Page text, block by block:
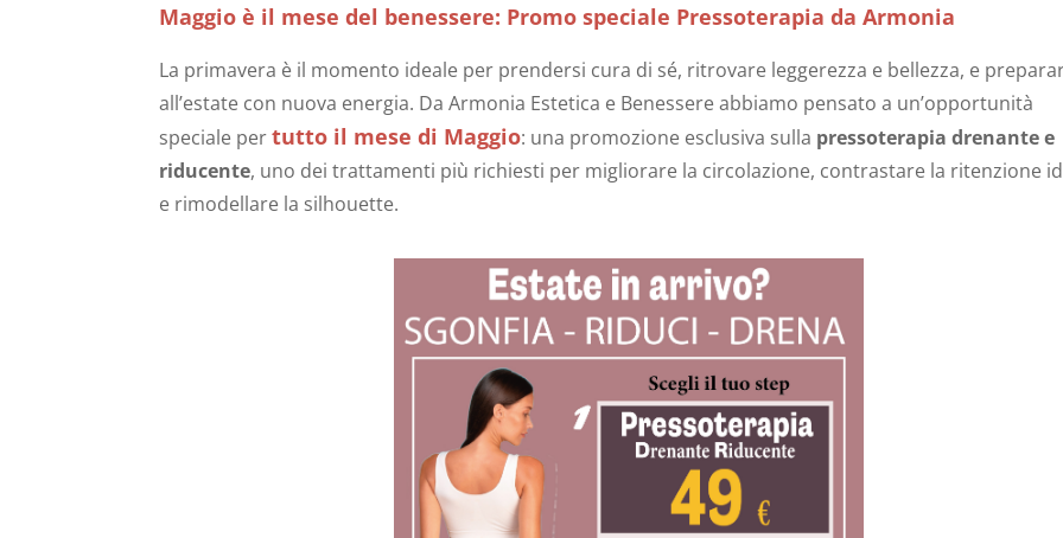
Maggio è il mese del benessere: Promo speciale Pressoterapia da Armonia
La primavera è il momento ideale per prendersi cura di sé, ritrovare leggerezza e bellezza, e
all’estate con nuova energia. Da Armonia Estetica e Benessere abbiamo pensato a un’opportunità
speciale pertutto il mese di Maggio: una promozione esclusiva sulla pressoterapia drenante e
riducente, uno dei trattamenti più richiesti per migliorare la circolazione, contrastare la ritenzione
e rimodellare la silhouette.